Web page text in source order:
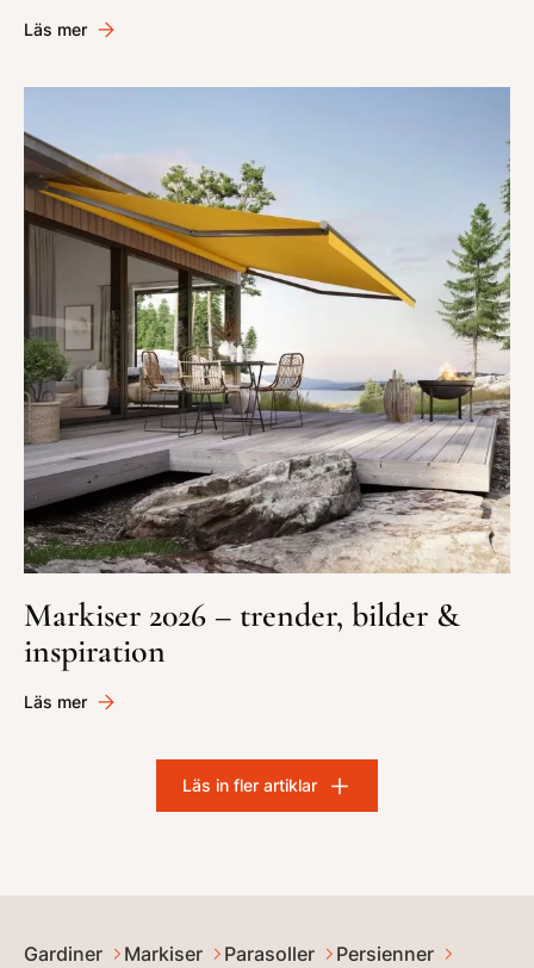
Läs mer
Markiser 2026 – trender, bilder &
inspiration
Läs mer
Läs in fler artiklar
Gardiner Markiser Parasoller
Persienner